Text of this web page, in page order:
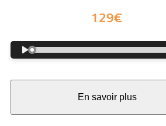
129€
En savoir plus